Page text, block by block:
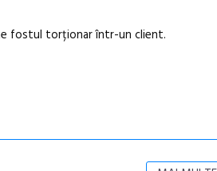
fostul torționar într-un client.